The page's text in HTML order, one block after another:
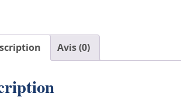
Avis (0)